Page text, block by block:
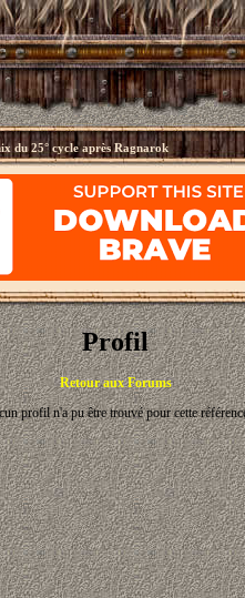
du 25° cycle après Ragnarok
Profil
Retour aux Forums
profil n'a pu être trouvé pour cette